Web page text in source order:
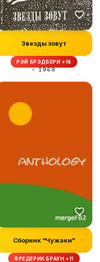
Звезды зовут
РЭЙ БРЭДБЕРИ +16
1969
Сборник "Чужаки"
ФРЕДЕРИК БРАУН +11